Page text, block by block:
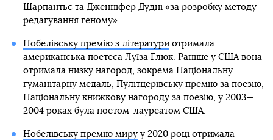
Шарпантьє та Дженніфер Дудні «за розробку методу
редагування геному».
Нобелівську премію з літературиотримала
американська поетеса Луїза Глюк. Раніше у США вона
отримала низку нагород, зокрема Національну
гуманітарну медаль, Пулітцерівську премію за поезію,
Національну книжкову нагороду за поезію, у 2003—
2004 роках була поетом-лауреатом США.
Нобелівську премію мируу 2020 році отримала